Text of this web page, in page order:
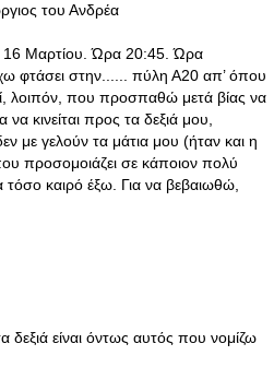
του Ανδρέα
16 Μαρτίου. Ώρα 20:45. Ώρα
φτάσει στην...... πύλη Α20 απ’ όπου
λοιπόν, που προσπαθώ μετά βίας να
κινείται προς τα δεξιά μου,
με γελούν τα μάτια μου (ήταν και η
προσομοιάζει σε κάποιον πολύ
καιρό έξω. Για να βεβαιωθώ,
είναι όντως αυτός που νομίζω